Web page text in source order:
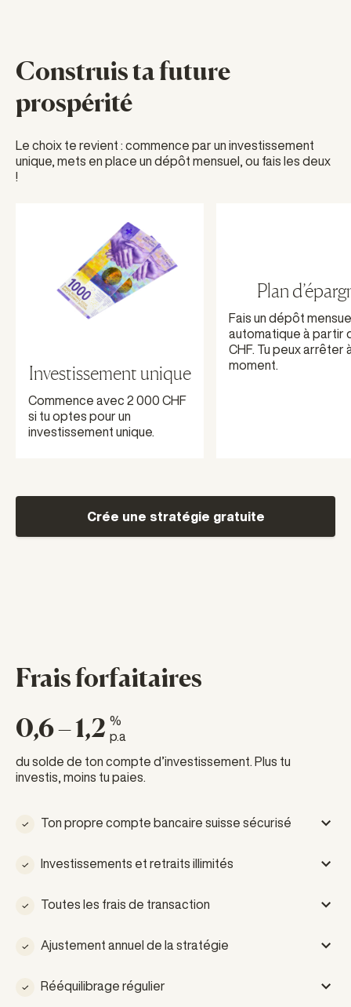
Construis ta future
prospérité
Le choix te revient : commence par un investissement
unique, mets en place un dépôt mensuel, ou fais les deux
!
Investissement unique
Commence avec 2 000 CHF
si tu optes pour un
investissement unique.
Plan
Fais un dépôt
automatique à partir
CHF. Tu peux arrêter
moment.
Crée une stratégie gratuite
Frais forfaitaires
0,6 – 1,2 %
p.a
du solde de ton compte d’investissement. Plus tu
investis, moins tu paies.
Ton propre compte bancaire suisse sécurisé
Investissements et retraits illimités
Toutes les frais de transaction
Ajustement annuel de la stratégie
Rééquilibrage régulier